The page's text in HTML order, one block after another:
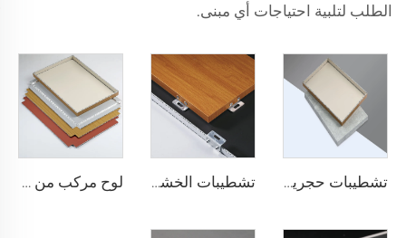
الطلب لتلبية احتياجات أي مبنى.
تشطيبات حجرية ACP - 4 مم × 1220 مم × 2440 مم تشطيبات الخشب acp لوح مركب - 4 مم × 1220 مم × 2440 مم لوح مركب من الألومنيوم بسماكة 4 مم - 4 مم 1220 مم × 2440 مم (122 سم × 244 سم)